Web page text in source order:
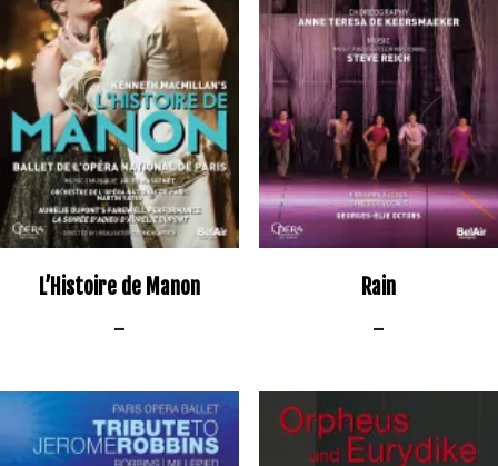
L’Histoire de Manon
–
Rain
–